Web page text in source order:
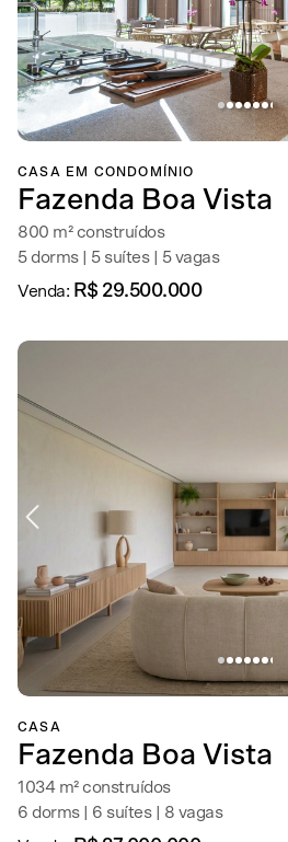
CASA EM CONDOMÍNIO
Fazenda Boa Vista
800 m² construídos
5 dorms | 5 suítes | 5 vagas
Venda: R$ 29.500.000
CASA
Fazenda Boa Vista
1034 m² construídos
6 dorms | 6 suítes | 8 vagas